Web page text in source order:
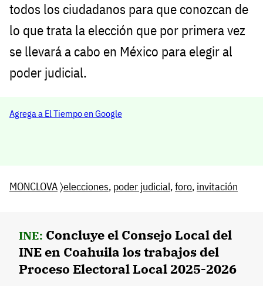
todos los ciudadanos para que conozcan de
lo que trata la elección que por primera vez
se llevará a cabo en México para elegir al
poder judicial.
Agrega a El Tiempo en Google
MONCLOVA〉elecciones, poder judicial,foro, invitación
INE: Concluye el Consejo Local del
INE en Coahuila los trabajos del
Proceso Electoral Local 2025-2026